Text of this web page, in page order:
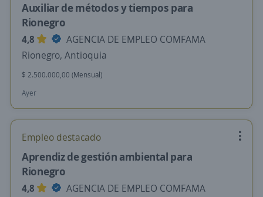
Auxiliar de métodos y tiempos para
Rionegro
4,8
AGENCIA DE EMPLEO COMFAMA
Rionegro, Antioquia
$ 2.500.000,00 (Mensual)
Ayer
Empleo destacado
Aprendiz de gestión ambiental para
Rionegro
4,8
AGENCIA DE EMPLEO COMFAMA